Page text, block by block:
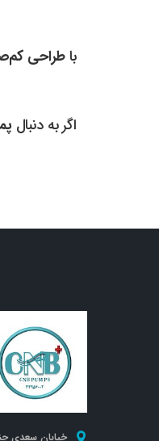
باطراحی
اگر به دنبال
خیابان سعدی